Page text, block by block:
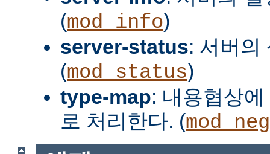
(mod_info)
server-status: 서버의
(mod_status)
type-map: 내용협상
로 처리한다. (